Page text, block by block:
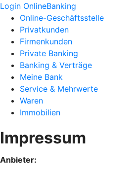
Login OnlineBanking
Online-Geschäftsstelle
Privatkunden
Firmenkunden
Private Banking
Banking & Verträge
Meine Bank
Service & Mehrwerte
Waren
Immobilien
Impressum
Anbieter: